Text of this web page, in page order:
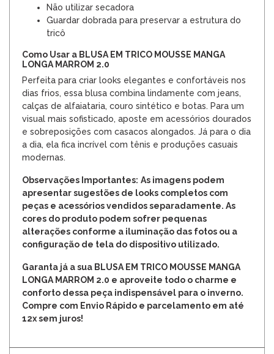
Não utilizar secadora
Guardar dobrada para preservar a estrutura do
tricô
Como Usar a BLUSA EM TRICO MOUSSE MANGA
LONGA MARROM 2.0
Perfeita para criar looks elegantes e confortáveis nos
dias frios, essa blusa combina lindamente com jeans,
calças de alfaiataria, couro sintético e botas. Para um
visual mais sofisticado, aposte em acessórios dourados
e sobreposições com casacos alongados. Já para o dia
a dia, ela fica incrível com tênis e produções casuais
modernas.
Observações Importantes: As imagens podem
apresentar sugestões de looks completos com
peças e acessórios vendidos separadamente. As
cores do produto podem sofrer pequenas
alterações conforme a iluminação das fotos ou a
configuração de tela do dispositivo utilizado.
Garanta já a sua BLUSA EM TRICO MOUSSE MANGA
LONGA MARROM 2.0 e aproveite todo o charme e
conforto dessa peça indispensável para o inverno.
Compre com Envio Rápido e parcelamento em até
12x sem juros!